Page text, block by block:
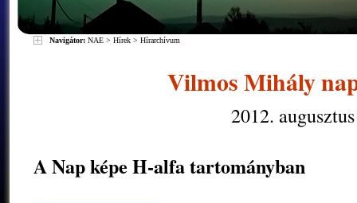
Navigátor: NAE > Hírek > Hírarchívum
Vilmos Mihály
2012.
A Nap képe H-alfa tartományban